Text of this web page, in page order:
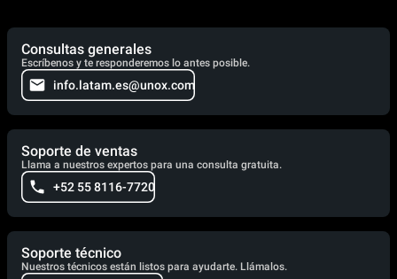
Consultas generales
Escríbenos y te responderemos lo antes posible.
info.latam.es@unox.com
Soporte de ventas
Llama a nuestros expertos para una consulta gratuita.
+52 55 8116-7720
Soporte técnico
Nuestros técnicos están listos para ayudarte. Llámalos.